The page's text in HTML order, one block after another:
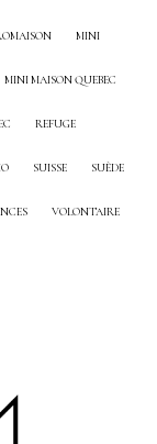
MINI
MINI MAISON QUEBEC
REFUGE
SUISSE SUÈDE
VOLONTAIRE